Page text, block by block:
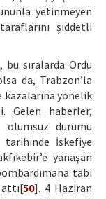
yetinmeyen
şiddetli
sıralarda Ordu
da, Trabzon’la
kazalarına yönelik
Gelen haberler,
olumsuz durumu
tarihinde İskefiye
yanaşan
tabi
50]. 4 Haziran